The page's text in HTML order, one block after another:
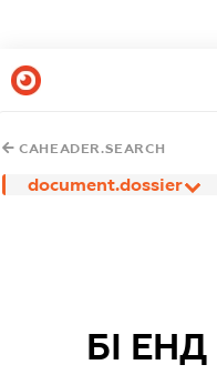
CAHEADER.SEARCH
document.dossier
БІ ЕНД